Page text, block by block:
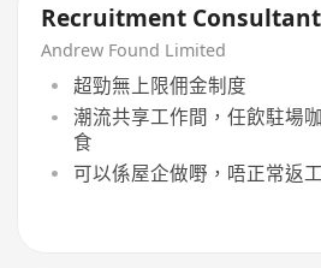
Recruitment Consultant
Andrew Found Limited
超勁無上限佣金制度
潮流共享工作間，任飲駐場
食
可以係屋企做嘢，唔正常返